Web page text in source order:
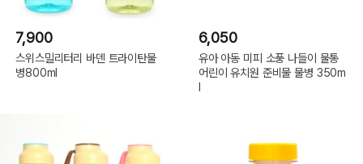
7,900
스위스밀리터리 바덴 트라이탄물
병800ml
6,050
유아 아동 미피 소풍 나들이 물통
어린이 유치원 준비물 물병 350m
l